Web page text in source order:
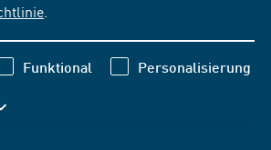
Funktional Personalisierung